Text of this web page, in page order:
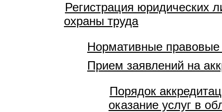
Регистрация юридических
охраны труда
Нормативные правовые
Прием заявлений на
Порядок
оказание услуг в